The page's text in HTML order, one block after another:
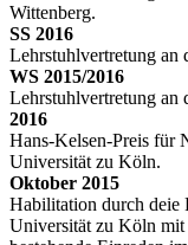
Wittenberg.
SS 2016
Lehrstuhlvertretung an
WS 2015/2016
Lehrstuhlvertretung an
2016
Hans-Kelsen-Preis für
Universität zu Köln.
Oktober 2015
Habilitation durch deie
Universität zu Köln